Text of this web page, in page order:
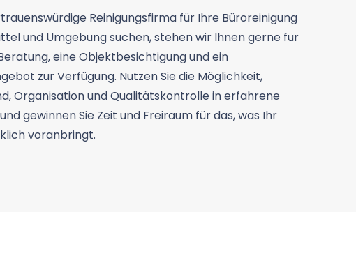
Reinigungsfirma für Ihre Büroreinigung
und Umgebung suchen, stehen wir Ihnen gerne für
eine Objektbesichtigung und ein
zur Verfügung. Nutzen Sie die Möglichkeit,
Organisation und Qualitätskontrolle in erfahrene
gewinnen Sie Zeit und Freiraum für das, was Ihr
voranbringt.